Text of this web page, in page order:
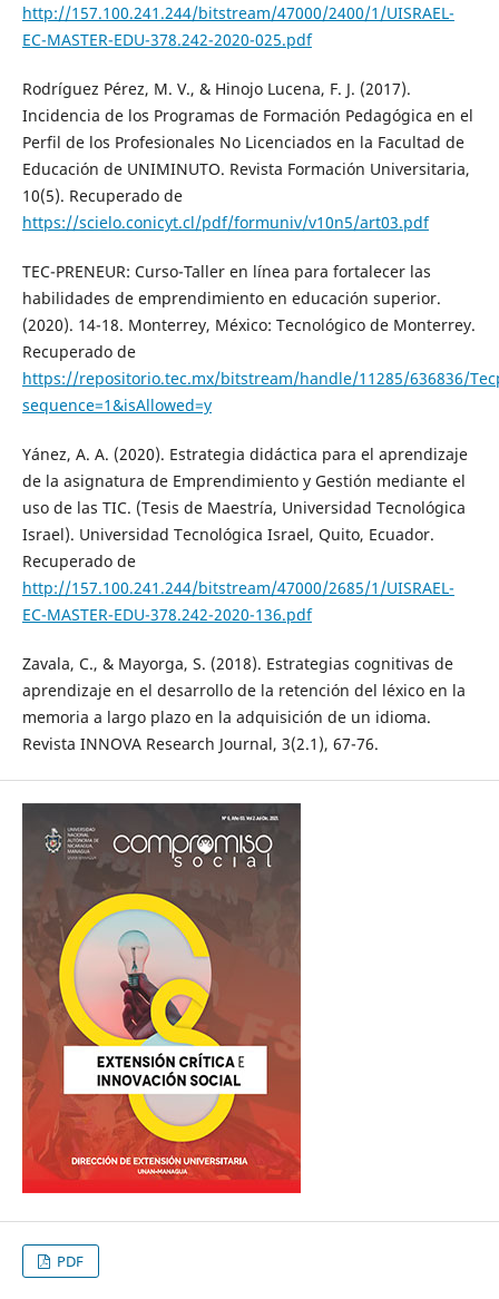
http://157.100.241.244/bitstream/47000/2400/1/UISRAEL-
EC-MASTER-EDU-378.242-2020-025.pdf
Rodríguez Pérez, M. V., & Hinojo Lucena, F. J. (2017).
Incidencia de los Programas de Formación Pedagógica en el
Perfil de los Profesionales No Licenciados en la Facultad de
Educación de UNIMINUTO. Revista Formación Universitaria,
10(5). Recuperado de
https://scielo.conicyt.cl/pdf/formuniv/v10n5/art03.pdf
TEC-PRENEUR: Curso-Taller en línea para fortalecer las
habilidades de emprendimiento en educación superior.
(2020). 14-18. Monterrey, México: Tecnológico de Monterrey.
Recuperado de
https://repositorio.tec.mx/bitstream/handle/11285/636836/
sequence=1&isAllowed=y
Yánez, A. A. (2020). Estrategia didáctica para el aprendizaje
de la asignatura de Emprendimiento y Gestión mediante el
uso de las TIC. (Tesis de Maestría, Universidad Tecnológica
Israel). Universidad Tecnológica Israel, Quito, Ecuador.
Recuperado de
http://157.100.241.244/bitstream/47000/2685/1/UISRAEL-
EC-MASTER-EDU-378.242-2020-136.pdf
Zavala, C., & Mayorga, S. (2018). Estrategias cognitivas de
aprendizaje en el desarrollo de la retención del léxico en la
memoria a largo plazo en la adquisición de un idioma.
Revista INNOVA Research Journal, 3(2.1), 67-76.
PDF